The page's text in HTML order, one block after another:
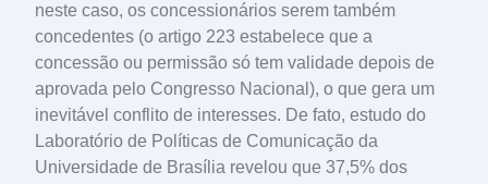
neste caso, os concessionários serem também
concedentes (o artigo 223 estabelece que a
concessão ou permissão só tem validade depois de
aprovada pelo Congresso Nacional), o que gera um
inevitável conflito de interesses. De fato, estudo do
Laboratório de Políticas de Comunicação da
Universidade de Brasília revelou que 37,5% dos